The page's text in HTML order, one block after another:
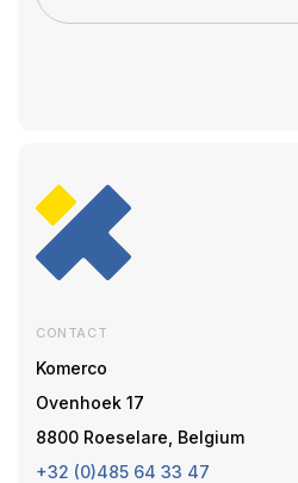
CONTACT
Komerco
Ovenhoek 17
8800 Roeselare, Belgium
+32 (0)485 64 33 47